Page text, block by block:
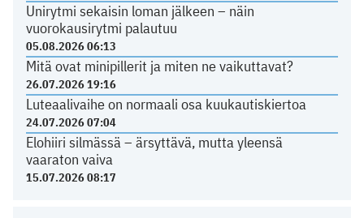
Unirytmi sekaisin loman jälkeen – näin
vuorokausirytmi palautuu
05.08.2026 06:13
Mitä ovat minipillerit ja miten ne vaikuttavat?
26.07.2026 19:16
Luteaalivaihe on normaali osa kuukautiskiertoa
24.07.2026 07:04
Elohiiri silmässä – ärsyttävä, mutta yleensä
vaaraton vaiva
15.07.2026 08:17